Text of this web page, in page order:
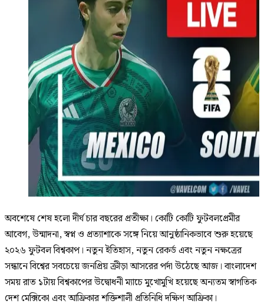
অবশেষে শেষ হলো দীর্ঘ চার বছরের প্রতীক্ষা। কোটি কোটি ফুটবলপ্রেমীর
আবেগ, উন্মাদনা, স্বপ্ন ও প্রত্যাশাকে সঙ্গে নিয়ে আনুষ্ঠানিকভাবে শুরু হয়েছে
২০২৬ ফুটবল বিশ্বকাপ। নতুন ইতিহাস, নতুন রেকর্ড এবং নতুন নক্ষত্রের
সন্ধানে বিশ্বের সবচেয়ে জনপ্রিয় ক্রীড়া আসরের পর্দা উঠেছে আজ। বাংলাদেশ
সময় রাত ১টায় বিশ্বকাপের উদ্বোধনী ম্যাচে মুখোমুখি হয়েছে অন্যতম স্বাগতিক
দেশ মেক্সিকো এবং আফ্রিকার শক্তিশালী প্রতিনিধি দক্ষিণ আফ্রিকা।